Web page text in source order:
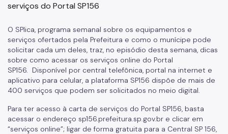
serviços do Portal SP156
O SPlica, programa semanal sobre os equipamentos e
serviços ofertados pela Prefeitura e como o munícipe pode
solicitar cada um deles, traz, no episódio desta semana, dicas
sobre como acessar os serviços online do Portal
SP156. Disponível por central telefônica, portal na internet e
aplicativo para celular, a plataforma SP156 dispõe de mais de
400 serviços que podem ser solicitados no meio digital.
Para ter acesso à carta de serviços do Portal SP156, basta
acessar o endereço sp156.prefeitura.sp.gov.br e clicar em
“serviços online”; ligar de forma gratuita para a Central SP 156,